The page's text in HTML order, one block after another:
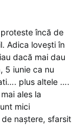
încă de
Adica lovești în
dacă mai dau
5 iunie ca nu
plus altele ….
ales la
mici
naștere, sfarsit